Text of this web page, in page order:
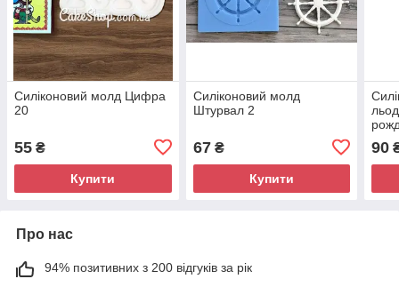
Силіконовий молд Цифра
20
55 ₴
Купити
Силіконовий молд
Штурвал 2
67₴
Купити
90
Про нас
94% позитивних з 200 відгуків за рік